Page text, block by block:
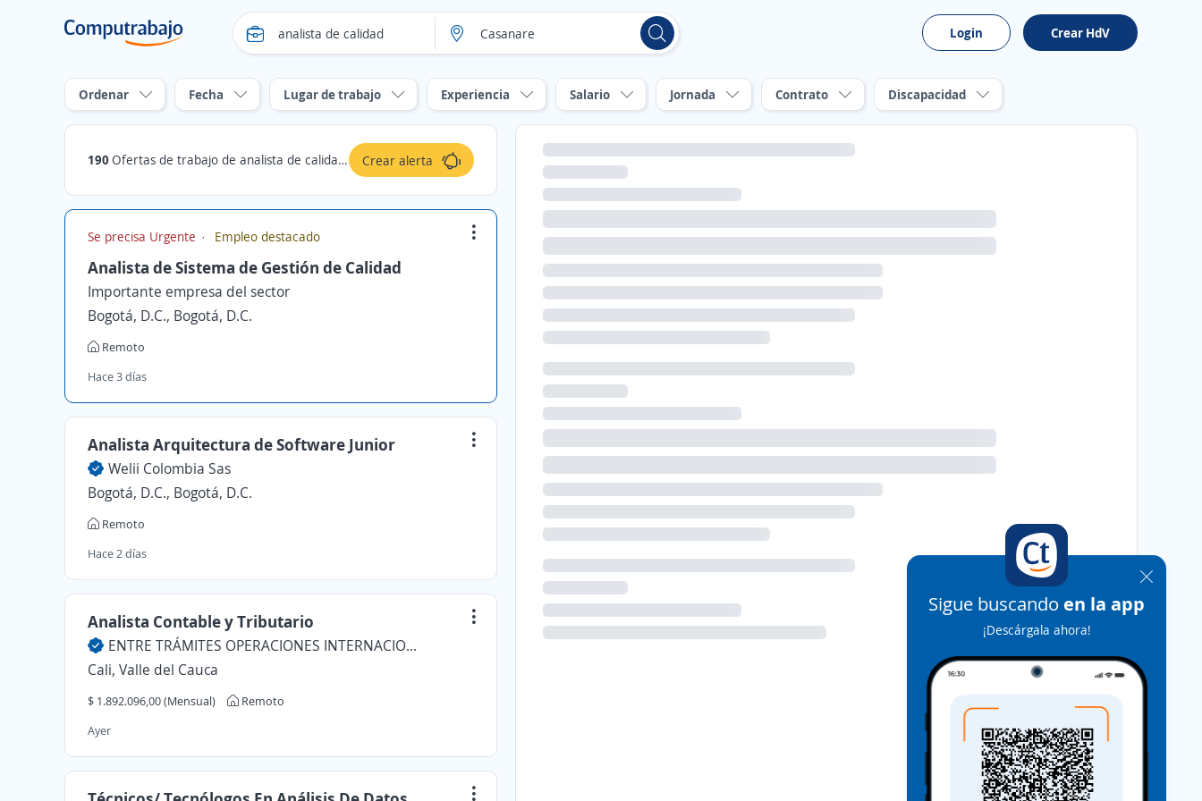
Login Crear HdV
Ordenar Fecha Lugar de trabajo Experiencia Salario Jornada Contrato Discapacidad
190 Ofertas de trabajo de analista de calidad en Casanare Crear alerta
Se precisa Urgente Empleo destacado
Analista de Sistema de Gestión de Calidad
Importante empresa del sector
Bogotá, D.C., Bogotá, D.C.
Remoto
Hace 3 días
Analista Arquitectura de Software Junior
Welii Colombia Sas
Bogotá, D.C., Bogotá, D.C.
Remoto
Hace 2 días
Analista Contable y Tributario
ENTRE TRÁMITES OPERACIONES INTERNACIONALES S.A.S.
Cali, Valle del Cauca
$ 1.892.096,00 (Mensual)
Remoto
Ayer
Sigue buscando en la app
¡Descárgala ahora!